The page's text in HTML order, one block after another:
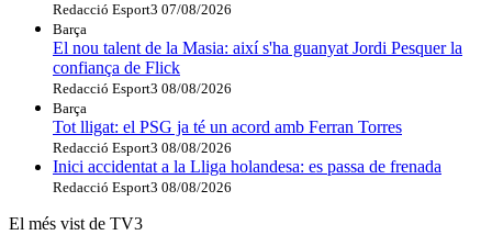
Redacció Esport3 07/08/2026
Barça
El nou talent de la Masia: així s'ha guanyat Jordi Pesquer la
confiança de Flick
Redacció Esport3 08/08/2026
Barça
Tot lligat: el PSG ja té un acord amb Ferran Torres
Redacció Esport3 08/08/2026
Inici accidentat a la Lliga holandesa: es passa de frenada
Redacció Esport3 08/08/2026
El més vist de TV3